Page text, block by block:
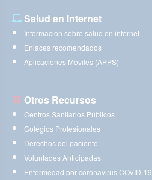
Salud en Internet
Información sobre salud en internet
Enlaces recomendados
Aplicaciones Móviles (APPS)
Otros Recursos
Centros Sanitarios Públicos
Colegios Profesionales
Derechos del paciente
Voluntades Anticipadas
Enfermedad por coronavirus COVID-19